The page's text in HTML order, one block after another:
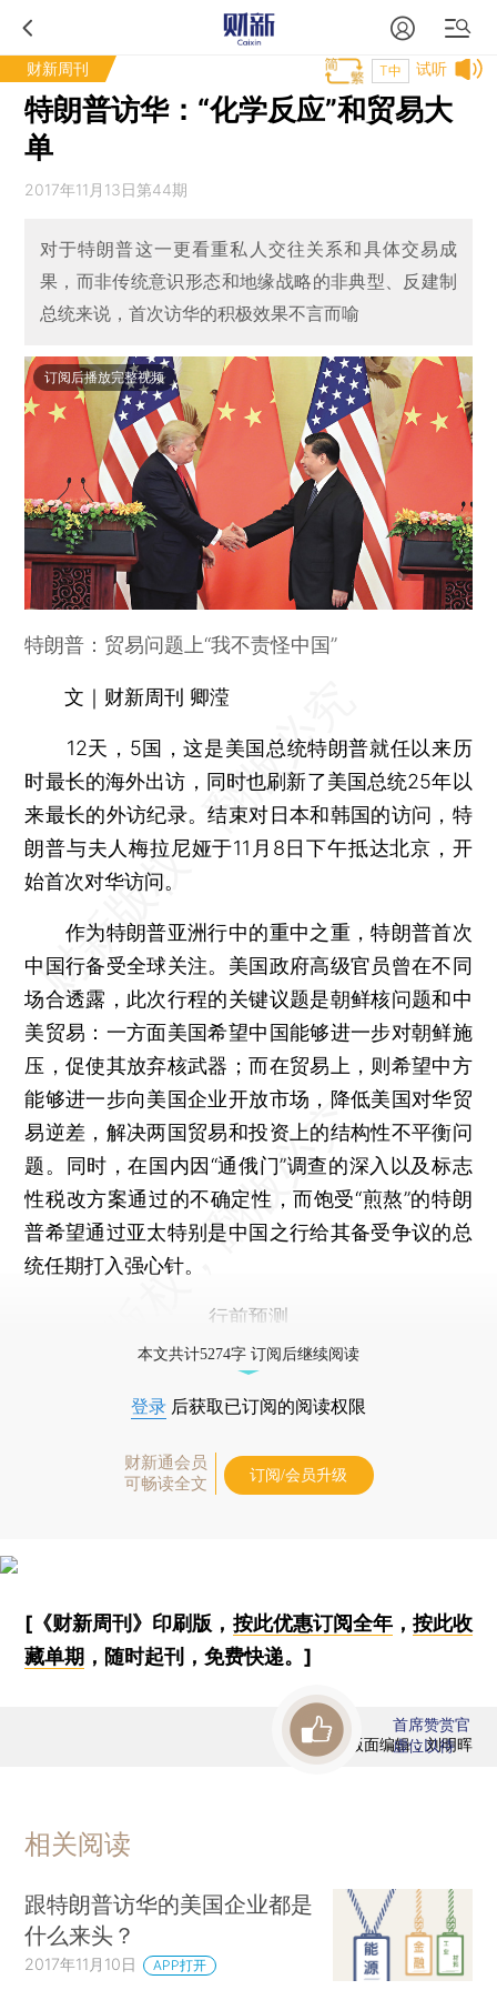
财新周刊 试听
T中
特朗普访华：“化学反应”和贸易大
单
2017年11月13日第44期
对于特朗普这一更看重私人交往关系和具体交易成
果，而非传统意识形态和地缘战略的非典型、反建制
总统来说，首次访华的积极效果不言而喻
订阅后播放完整视频
特朗普：贸易问题上“我不责怪中国”
文｜财新周刊 卿滢
12天，5国，这是美国总统特朗普就任以来历
时最长的海外出访，同时也刷新了美国总统25年以
来最长的外访纪录。结束对日本和韩国的访问，特
朗普与夫人梅拉尼娅于11月8日下午抵达北京，开
始首次对华访问。
作为特朗普亚洲行中的重中之重，特朗普首次
中国行备受全球关注。美国政府高级官员曾在不同
场合透露，此次行程的关键议题是朝鲜核问题和中
美贸易：一方面美国希望中国能够进一步对朝鲜施
压，促使其放弃核武器；而在贸易上，则希望中方
能够进一步向美国企业开放市场，降低美国对华贸
易逆差，解决两国贸易和投资上的结构性不平衡问
题。同时，在国内因“通俄门”调查的深入以及标志
性税改方案通过的不确定性，而饱受“煎熬”的特朗
普希望通过亚太特别是中国之行给其备受争议的总
统任期打入强心针。
行前预测
本文共计5274字 订阅后继续阅读
登录 后获取已订阅的阅读权限
财新通会员
可畅读全文
订阅/会员升级
[《财新周刊》印刷版， 按此优惠订阅全年， 按此收
藏单期 ，随时起刊，免费快递。]
版面编辑：刘明晖
首席赞赏官
虚位以待
相关阅读
跟特朗普访华的美国企业都是
什么来头？
2017年11月10日 APP打开